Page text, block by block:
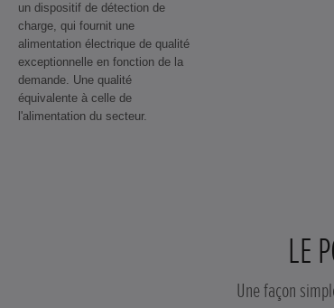
un dispositif de détection de
charge, qui fournit une
alimentation électrique de qualité
exceptionnelle en fonction de la
demande. Une qualité
équivalente à celle de
l'alimentation du secteur.
LE
Une façon